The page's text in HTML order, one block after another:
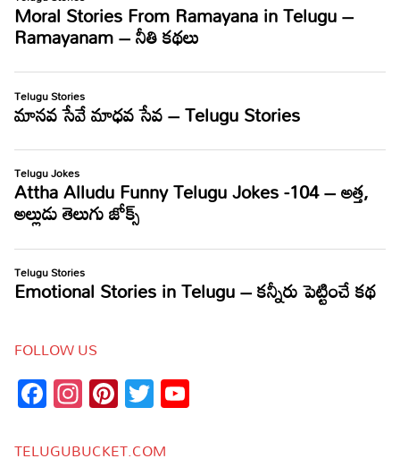
FOLLOW US
Facebook
Instagram
Pinterest
Twitter
TELUGUBUCKET.COM